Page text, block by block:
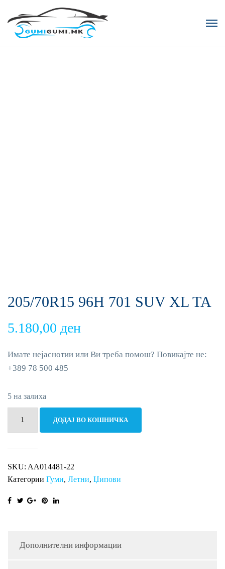
205/70R15 96H 701 SUV XL TA
5.180,00 ден
Имате нејаснотии или Ви треба помош? Повикајте не:
+389 78 500 485
5 на залиха
XL
TA
количина
ДОДАЈ ВО КОШНИЧКА
SKU: AA014481-22
Категории Гуми, Летни, Џипови
Дополнителни информации